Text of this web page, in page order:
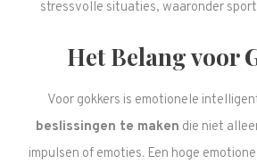
stressvolle situaties, waaronder
Het Belang voor
Voor gokkers is emotionele
beslissingen te maken die niet
impulsen of emoties. Een hoge